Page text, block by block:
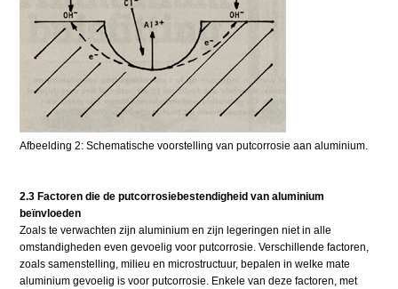
Afbeelding 2: Schematische voorstelling van putcorrosie aan aluminium.
2.3 Factoren die de putcorrosiebestendigheid van aluminium
beïnvloeden
Zoals te verwachten zijn aluminium en zijn legeringen niet in alle
omstandigheden even gevoelig voor putcorrosie. Verschillende factoren,
zoals samenstelling, milieu en microstructuur, bepalen in welke mate
aluminium gevoelig is voor putcorrosie. Enkele van deze factoren, met